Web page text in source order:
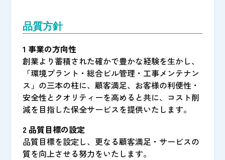
品質方針
1 事業の方向性
創業より蓄積された確かで豊かな経験を生かし、
「環境プラント・総合ビル管理・工事メンテナン
ス」の三本の柱に、顧客満足、お客様の利便性・
安全性とクオリティーを高めると共に、コスト削
減を目指した保全サービスを提供いたします。
2 品質目標の設定
品質目標を設定し、更なる顧客満足・サービスの
質を向上させる努力をいたします。